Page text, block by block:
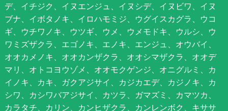
デ、イチジク、イヌエンジュ、イヌシデ、イヌビワ、イヌ
ブナ、イボタノキ、イロハモミジ、ウグイスカグラ、ウコ
ギ、ウチワノキ、ウツギ、ウメ、ウメモドキ、ウルシ、ウ
ワミズザクラ、エゴノキ、エノキ、エンジュ、オウバイ、
オオカメノキ、オオカンザクラ、オオシマザクラ、オオデ
マリ、オトコヨウゾメ、オオモクゲンジ、オニグルミ、カ
イノキ、カキ、ガクアジサイ、カジカエデ、カジノキ、カ
シワ、カシワバアジサイ、カツラ、ガマズミ、カマツカ、
カラタチ、カリン、カンヒザクラ、カンレンボク、キササ